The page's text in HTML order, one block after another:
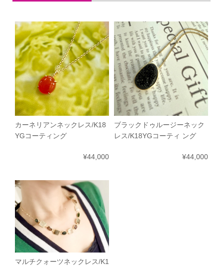
カーネリアンネックレス/K18
YGコーティング
¥44,000
ブラックドゥルージーネック
レス/K18YGコーティ ング
¥44,000
マルチクォーツネックレス/K1